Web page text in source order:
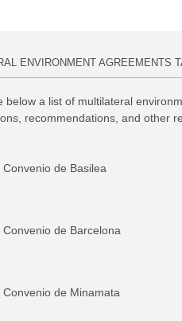
ENVIRONMENT AGREEMENTS
below a list of multilateral
recommendations, and other
Convenio de Basilea
Convenio de Barcelona
Convenio de Minamata